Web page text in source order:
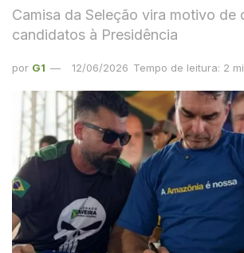
Camisa da Seleção vira motivo de
candidatos à Presidência
por G1 12/06/2026 Tempo de leitura: 2